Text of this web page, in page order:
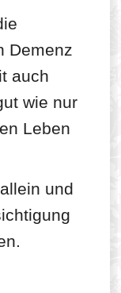
Demenz
auch
wie nur
Leben
und